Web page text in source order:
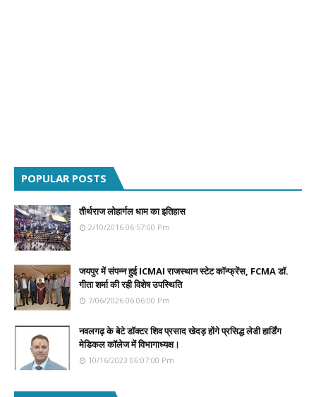
POPULAR POSTS
तीर्थराज लोहार्गल धाम का इतिहास
2/10/2016 06:57:00 Pm
जयपुर में संपन्न हुई ICMAI राजस्थान स्टेट कॉन्फ्रेंस, FCMA डॉ.
गीता शर्मा की रही विशेष उपस्थिति
7/06/2026 06:06:00 Pm
नवलगढ़ के बेटे डॉक्टर शिव प्रसाद खेदड़ होंगे प्रसिद्ध लेडी हार्डिंग
मेडिकल कॉलेज में विभागाध्यक्ष।
10/16/2023 06:07:00 Pm